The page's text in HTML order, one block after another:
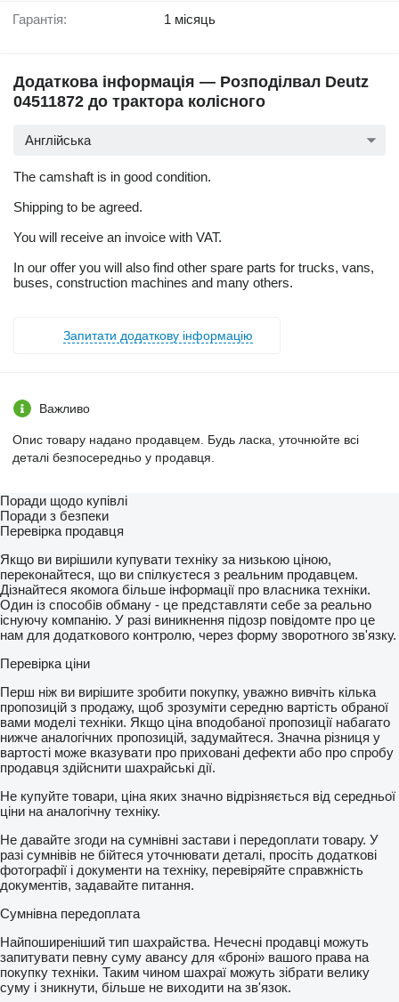
Гарантія: 1 місяць
Додаткова інформація — Розподілвал Deutz
04511872 до трактора колісного
Англійська
The camshaft is in good condition.
Shipping to be agreed.
You will receive an invoice with VAT.
In our offer you will also find other spare parts for trucks, vans,
buses, construction machines and many others.
Запитати додаткову інформацію
Важливо
Опис товару надано продавцем. Будь ласка, уточнюйте всі
деталі безпосередньо у продавця.
Поради щодо купівлі
Поради з безпеки
Перевірка продавця
Якщо ви вирішили купувати техніку за низькою ціною,
переконайтеся, що ви спілкуєтеся з реальним продавцем.
Дізнайтеся якомога більше інформації про власника техніки.
Один із способів обману - це представляти себе за реально
існуючу компанію. У разі виникнення підозр повідомте про це
нам для додаткового контролю, через форму зворотного зв'язку.
Перевірка ціни
Перш ніж ви вирішите зробити покупку, уважно вивчіть кілька
пропозицій з продажу, щоб зрозуміти середню вартість обраної
вами моделі техніки. Якщо ціна вподобаної пропозиції набагато
нижче аналогічних пропозицій, задумайтеся. Значна різниця у
вартості може вказувати про приховані дефекти або про спробу
продавця здійснити шахрайські дії.
Не купуйте товари, ціна яких значно відрізняється від середньої
ціни на аналогічну техніку.
Не давайте згоди на сумнівні застави і передоплати товару. У
разі сумнівів не бійтеся уточнювати деталі, просіть додаткові
фотографії і документи на техніку, перевіряйте справжність
документів, задавайте питання.
Сумнівна передоплата
Найпоширеніший тип шахрайства. Нечесні продавці можуть
запитувати певну суму авансу для «броні» вашого права на
покупку техніки. Таким чином шахраї можуть зібрати велику
суму і зникнути, більше не виходити на зв'язок.